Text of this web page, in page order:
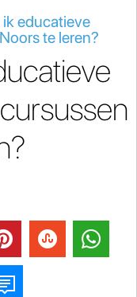
educatieve
te leren?